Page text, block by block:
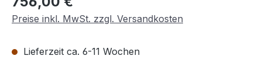
Preise inkl. MwSt. zzgl. Versandkosten
Lieferzeit ca. 6-11 Wochen